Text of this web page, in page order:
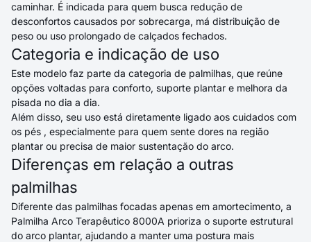
caminhar. É indicada para quem busca redução de
desconfortos causados por sobrecarga, má distribuição de
peso ou uso prolongado de calçados fechados.
Categoria e indicação de uso
Este modelo faz parte da categoria de palmilhas, que reúne
opções voltadas para conforto, suporte plantar e melhora da
pisada no dia a dia.
Além disso, seu uso está diretamente ligado aos cuidados com
os pés , especialmente para quem sente dores na região
plantar ou precisa de maior sustentação do arco.
Diferenças em relação a outras
palmilhas
Diferente das palmilhas focadas apenas em amortecimento, a
Palmilha Arco Terapêutico 8000A prioriza o suporte estrutural
do arco plantar, ajudando a manter uma postura mais